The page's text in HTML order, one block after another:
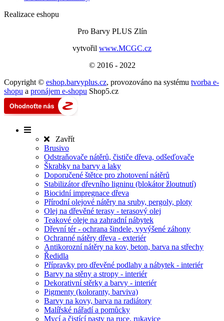
Realizace eshopu
Pro Barvy PLUS Zlín
vytvořil www.MCGC.cz
© 2016 - 2022
Copyright © eshop.barvyplus.cz, provozováno na systému tvorba e-
shopu a pronájem e-shopu Shop5.cz
Zavřít
Brusivo
Odstraňovače nátěrů, čističe dřeva, odšeďovače
Škrabky na barvy a laky
Doporučené štětce pro zhotovení nátěrů
Stabilizátor dřevního ligninu (blokátor žloutnutí)
Biocidní impregnace dřeva
Přírodní olejové nátěry na sruby, pergoly, ploty
Olej na dřevěné terasy - terasový olej
Teakové oleje na zahradní nábytek
Dřevní tér - ochrana šindele, vyvýšené záhony
Ochranné nátěry dřeva - exteriér
Antikorozní nátěry na kov, beton, barva na střechy
Ředidla
Přípravky pro dřevěné podlahy a nábytek - interiér
Barvy na stěny a stropy - interiér
Dekorativní stěrky a barvy - interiér
Pigmenty (koloranty, barviva)
Barvy na kovy, barva na radiátory
Malířské nářadí a pomůcky
Mycí a čistící pasty na ruce, rukavice